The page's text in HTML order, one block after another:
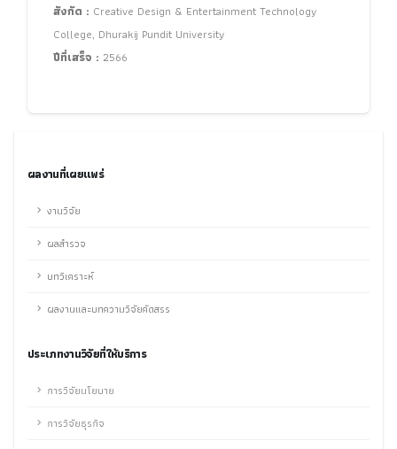
สังกัด : Creative Design & Entertainment Technology
College, Dhurakij Pundit University
ปีที่เสร็จ : 2566
ผลงานที่เผยแพร่
งานวิจัย
ผลสำรวจ
บทวิเคราะห์
ผลงานและบทความวิจัยคัดสรร
ประเภทงานวิจัยที่ให้บริการ
การวิจัยนโยบาย
การวิจัยธุรกิจ